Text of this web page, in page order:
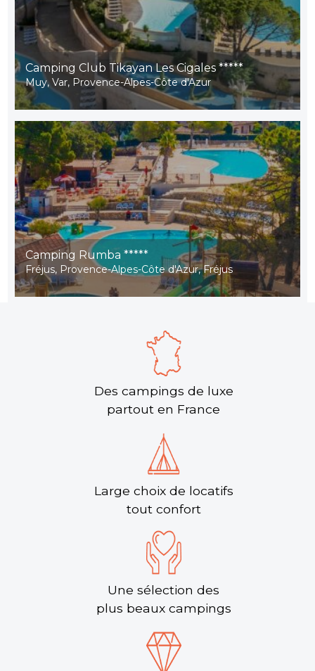
Camping Club Tikayan Les Cigales *****
Muy, Var, Provence-Alpes-Côte d'Azur
Camping Rumba *****
Fréjus, Provence-Alpes-Côte d'Azur, Fréjus
Des campings de luxe
partout en France
Large choix de locatifs
tout confort
Une sélection des
plus beaux campings